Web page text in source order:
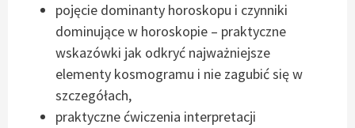
pojęcie dominanty horoskopu i czynniki
dominujące w horoskopie – praktyczne
wskazówki jak odkryć najważniejsze
elementy kosmogramu i nie zagubić się w
szczegółach,
praktyczne ćwiczenia interpretacji